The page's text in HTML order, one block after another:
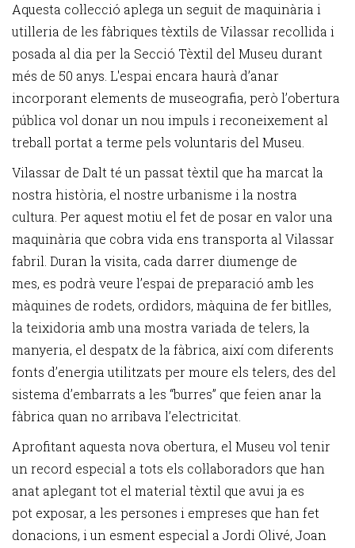
Aquesta col·lecció aplega un seguit de maquinària i
utilleria de les fàbriques tèxtils de Vilassar recollida i
posada al dia per la Secció Tèxtil del Museu durant
més de 50 anys. L'espai encara haurà d’anar
incorporant elements de museografia, però l’obertura
pública vol donar un nou impuls i reconeixement al
treball portat a terme pels voluntaris del Museu.
Vilassar de Dalt té un passat tèxtil que ha marcat la
nostra història, el nostre urbanisme i la nostra
cultura. Per aquest motiu el fet de posar en valor una
maquinària que cobra vida ens transporta al Vilassar
fabril. Duran la visita, cada darrer diumenge de
mes, es podrà veure l’espai de preparació amb les
màquines de rodets, ordidors, màquina de fer bitlles,
la teixidoria amb una mostra variada de telers, la
manyeria, el despatx de la fàbrica, així com diferents
fonts d’energia utilitzats per moure els telers, des del
sistema d’embarrats a les “burres” que feien anar la
fàbrica quan no arribava l’electricitat.
Aprofitant aquesta nova obertura, el Museu vol tenir
un record especial a tots els col·laboradors que han
anat aplegant tot el material tèxtil que avui ja es
pot exposar, a les persones i empreses que han fet
donacions, i un esment especial a Jordi Olivé, Joan